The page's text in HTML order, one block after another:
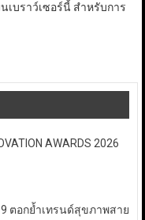
บราว์เซอร์นี้ สำหรับการ
AWARDS 2026
ตอกย้ำเทรนด์สุขภาพสาย